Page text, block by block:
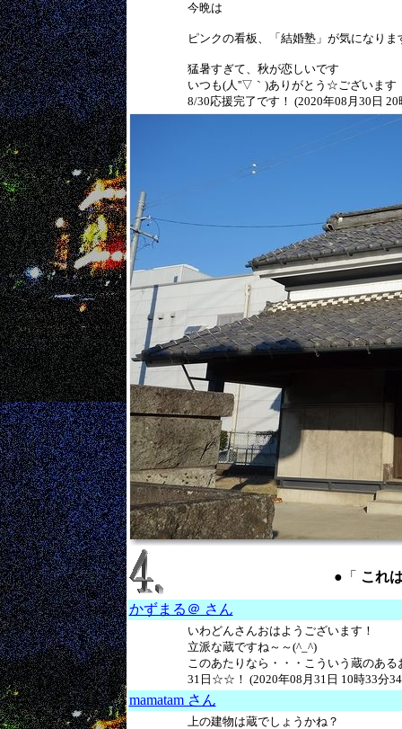
今晩は
ピンクの看板、「結婚塾」が気になりま
猛暑すぎて、秋が恋しいです
いつも(人''▽｀)ありがとう☆ございます
8/30応援完了です！ (2020年08月30日 20
●「 これ
かずまる＠ さん
いわどんさんおはようございます！
立派な蔵ですね～～(^_^)
このあたりなら・・・こういう蔵のあ
31日☆☆！ (2020年08月31日 10時33分
mamatam さん
上の建物は蔵でしょうかね？